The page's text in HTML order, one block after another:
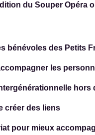
du Souper Opéra
bénévoles des Petits
les
hors
créer des liens
pour mieux